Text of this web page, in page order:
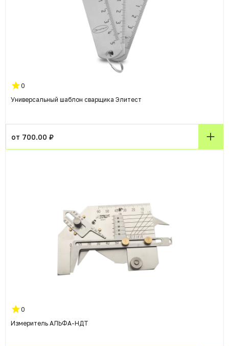
0
Универсальный шаблон сварщика Элитест
от 700.00 ₽
0
Измеритель АЛЬФА-НДТ